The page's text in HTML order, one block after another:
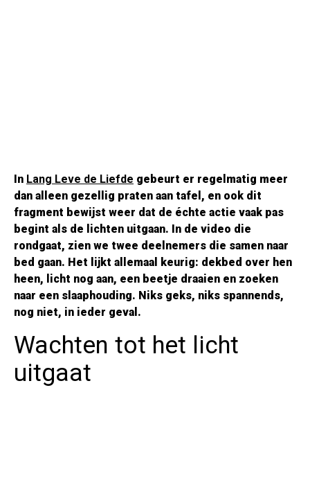
In Lang Leve de Liefde gebeurt er regelmatig meer
dan alleen gezellig praten aan tafel, en ook dit
fragment bewijst weer dat de échte actie vaak pas
begint als de lichten uitgaan. In de video die
rondgaat, zien we twee deelnemers die samen naar
bed gaan. Het lijkt allemaal keurig: dekbed over hen
heen, licht nog aan, een beetje draaien en zoeken
naar een slaaphouding. Niks geks, niks spannends,
nog niet, in ieder geval.
Wachten tot het licht
uitgaat